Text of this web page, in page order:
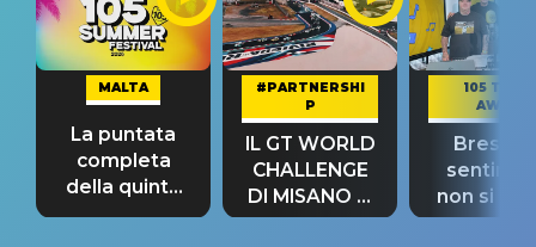
MALTA
La puntata
completa
della quinta
tappa
#PARTNERSHI
P
IL GT WORLD
CHALLENGE
DI MISANO si
riconferma
105 TAKE
AWAY
Bresh:
non si
fino alla